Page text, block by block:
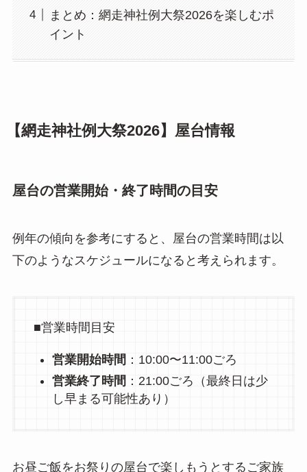
まとめ：網走神社例大祭2026を楽しむポ
イント
【網走神社例大祭2026】屋台情報
屋台の営業開始・終了時間の目安
例年の傾向を参考にすると、屋台の営業時間は以
下のようなスケジュールになると考えられます。
■営業時間目安
営業開始時間 ：10:00〜11:00ごろ
営業終了時間 ：21:00ごろ（最終日は少
し早まる可能性あり）
お昼ご飯をお祭りの屋台で楽しもうとするご家族